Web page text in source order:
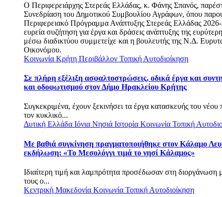
Ο Περιφερειάρχης Στερεάς Ελλάδας, κ. Φάνης Σπανός,
Συνεδρίαση του Δημοτικού Συμβουλίου Αγράφων, όπου
Περιφερειακό Πρόγραμμα Ανάπτυξης Στερεάς Ελλάδας
ευρεία συζήτηση για έργα και δράσεις ανάπτυξης της
μέσω διαδικτύου συμμετείχε και η βουλευτής της Ν.Δ.
Οικονόμου.
Κοινωνία Κρήτη Περιβάλλον Τοπική Αυτοδιοίκηση
Σε πλήρη εξέλιξη ασφαλτοστρώσεις, οδικά έργα και
και οδοφωτισμού στον Δήμο Ηρακλείου Κρήτης
Συγκεκριμένα, έχουν ξεκινήσει τα έργα κατασκευής του νέου
τον κυκλικό...
Δυτική Ελλάδα Ιόνια Νησιά Ιστορία Κοινωνία Τοπική
Με βαθιά συγκίνηση πραγματοποιήθηκε στον Κάλαμο
εκδήλωση: «Το Μεσολόγγι τιμά το νησί Κάλαμος»
Ιδιαίτερη τιμή και λαμπρότητα προσέδωσαν στη διοργάνωση
τους ο...
Κεντρική Μακεδονία Κοινωνία Τοπική Αυτοδιοίκηση